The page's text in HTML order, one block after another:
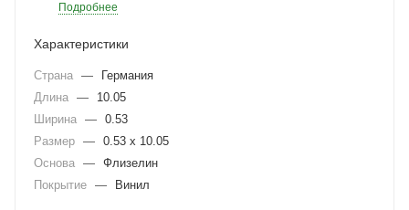
Подробнее
Характеристики
Страна —
Германия
Длина —
10.05
Ширина — 0.53
Размер — 0.53 x 10.05
Основа — Флизелин
Покрытие — Винил